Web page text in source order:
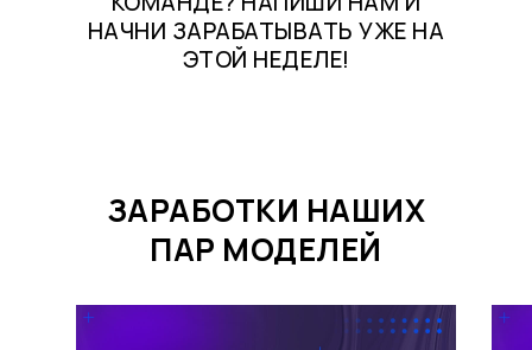
НАЧНИ ЗАРАБАТЫВАТЬ УЖЕ НА
ЭТОЙ НЕДЕЛЕ!
ЗАРАБОТКИ НАШИХ
ПАР МОДЕЛЕЙ